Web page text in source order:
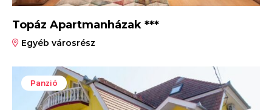
Topáz Apartmanházak ***
Egyéb városrész
Panzió